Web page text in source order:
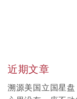
近期文章
溯源美国立国星